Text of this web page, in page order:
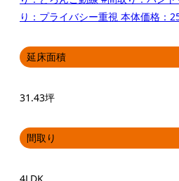
り：プライバシー重視 本体価格：
延床面積
31.43坪
間取り